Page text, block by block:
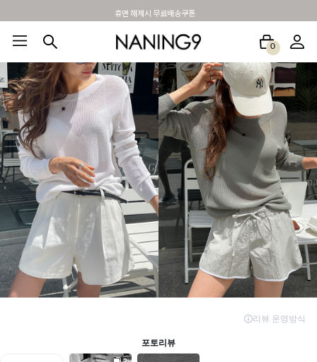
휴면 해제시 무료배송쿠폰
0
BEST100🤍 NEW5% 베스트재진행 썸머여행룩 아울렛 하객&모임룩